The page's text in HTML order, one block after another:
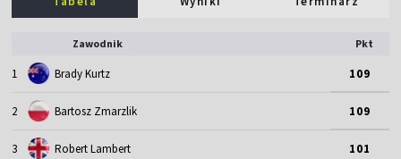
Zawodnik Pkt
1 Brady Kurtz 109
2 Bartosz Zmarzlik 109
3 Robert Lambert 101